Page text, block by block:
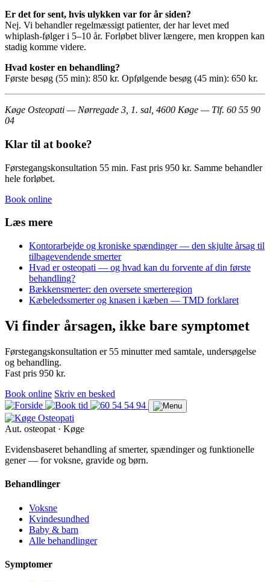
Er det for sent, hvis ulykken var for år siden?
Nej. Vi behandler regelmæssigt patienter, der har levet med
whiplash-følger i 5–10 år. Forløbet bliver længere, men kroppen kan
stadig komme videre.
Hvad koster en behandling?
Første besøg (55 min): 850 kr. Opfølgende besøg (45 min): 650 kr.
Køge Osteopati — Nørregade 3, 1. sal, 4600 Køge — Tlf. 60 55 90
04
Klar til at booke?
Førstegangskonsultation 55 min. Fast pris 950 kr. Samme behandler
hele forløbet.
Book online
Læs mere
Kontorarbejde og kroniske spændinger — den skjulte årsag til
tilbagevendende smerter
Hvad er osteopati — og hvad kan du forvente af din første
behandling?
Bækkensmerter: den oversete smerteregion
Kæbeledssmerter og knasen i kæben — TMD forklaret
Vi finder årsagen, ikke bare symptomet
Førstegangskonsultation er 55 minutter med samtale, undersøgelse
og behandling.
Fast pris 950 kr.
Book online Skriv en besked
Aut. osteopat · Køge
Evidensbaseret behandling af smerter, spændinger og funktionelle
gener — for voksne, gravide og børn.
Behandlinger
Voksne
Kvindesundhed
Baby & barn
Alle behandlinger
Symptomer